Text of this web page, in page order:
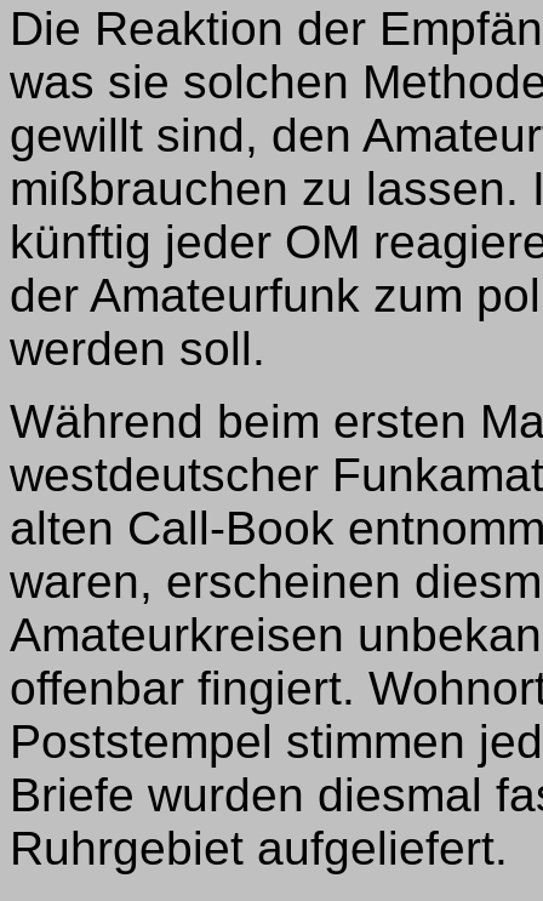
Die Reaktion der
was sie solchen
gewillt sind, den
mißbrauchen zu lassen.
künftig jeder OM
der Amateurfunk zum
werden soll.
Während beim ersten
westdeutscher
alten Call-Book
waren, erscheinen
Amateurkreisen
offenbar fingiert.
Poststempel stimmen
Briefe wurden diesmal
Ruhrgebiet aufgeliefert.